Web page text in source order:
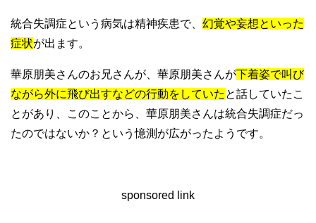
統合失調症という病気は精神疾患で、 幻覚や妄想といった
症状が出ます。
華原朋美さんのお兄さんが、華原朋美さんが下着姿で叫び
ながら外に飛び出すなどの行動をしていた と話していたこ
とがあり、このことから、華原朋美さんは統合失調症だっ
たのではないか？という憶測が広がったようです。
sponsored link